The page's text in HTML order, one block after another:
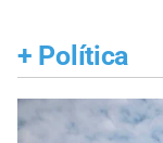
+ Política